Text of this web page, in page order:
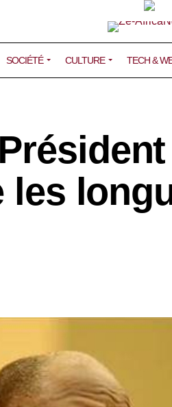
SOCIÉTÉ CULTURE TECH &